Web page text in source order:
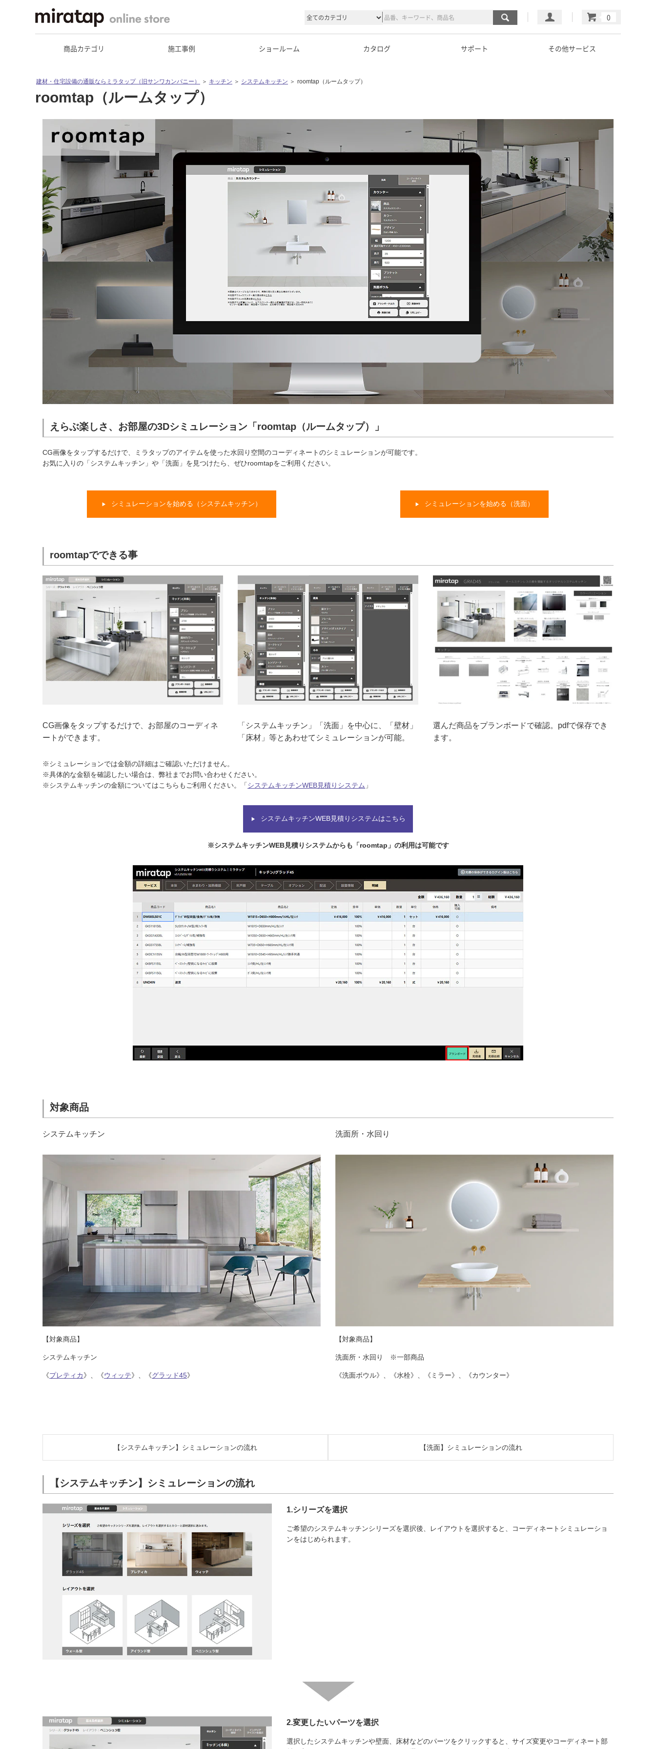
マイページ
カート
商品カテゴリ 施工事例 ショールーム カタログ サポート その他サービス
建材・住宅設備の通販ならミラタップ（旧サンワカンパニー） ＞ キッチン ＞ システムキッチン ＞ roomtap（ルームタップ）
roomtap（ルームタップ）
えらぶ楽しさ、お部屋の3Dシミュレーション「roomtap（ルームタップ）」
CG画像をタップするだけで、ミラタップのアイテムを使った水回り空間のコーディネートのシミュレーションが可能です。
お気に入りの「システムキッチン」や「洗面」を見つけたら、ぜひroomtapをご利用ください。
▶ シミュレーションを始める（システムキッチン） ▶ シミュレーションを始める（洗面）
roomtapでできる事
CG画像をタップするだけで、お部屋のコーディネ
ートができます。
「システムキッチン」「洗面」を中心に、「壁材」
「床材」等とあわせてシミュレーションが可能。
選んだ商品をプランボードで確認。pdfで保存でき
ます。
※シミュレーションでは金額の詳細はご確認いただけません。
※具体的な金額を確認したい場合は、弊社までお問い合わせください。
※システムキッチンの金額についてはこちらもご利用ください。「システムキッチンWEB見積りシステム 」
▶ システムキッチンWEB見積りシステムはこちら
※システムキッチンWEB見積りシステムからも「roomtap」の利用は可能です
対象商品
システムキッチン
【対象商品】
システムキッチン
《プレティカ》、《ウィッテ》、《グラッド45》
洗面所・水回り
【対象商品】
洗面所・水回り ※一部商品
《洗面ボウル》、《水栓》、《ミラー》、《カウンター》
【システムキッチン】シミュレーションの流れ 【洗面】シミュレーションの流れ
【システムキッチン】シミュレーションの流れ
1.シリーズを選択
ご希望のシステムキッチンシリーズを選択後、レイアウトを選択すると、コーディネートシミュレーショ
ンをはじめられます。
2.変更したいパーツを選択
選択したシステムキッチンや壁面、床材などのパーツをクリックすると、サイズ変更やコーディネート部